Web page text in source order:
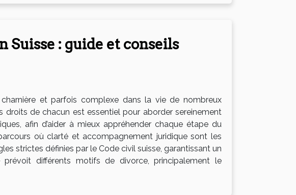
Suisse : guide et conseils
et parfois complexe dans la vie de nombreux
de chacun est essentiel pour aborder sereinement
afin d’aider à mieux appréhender chaque étape du
où clarté et accompagnement juridique sont les
strictes définies par le Code civil suisse, garantissant un
différents motifs de divorce, principalement le